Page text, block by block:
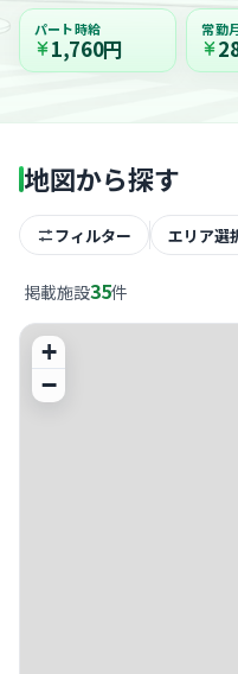
パート時給
1,760円
常勤
地図から探す
フィルター エリア選
掲載施設35件
+
−